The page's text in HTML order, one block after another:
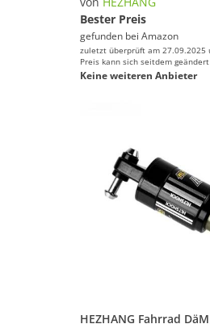
Bester Preis
gefunden bei Amazon
zuletzt überprüft am 27.09.2025
Preis kann sich seitdem
Keine weiteren Anbieter